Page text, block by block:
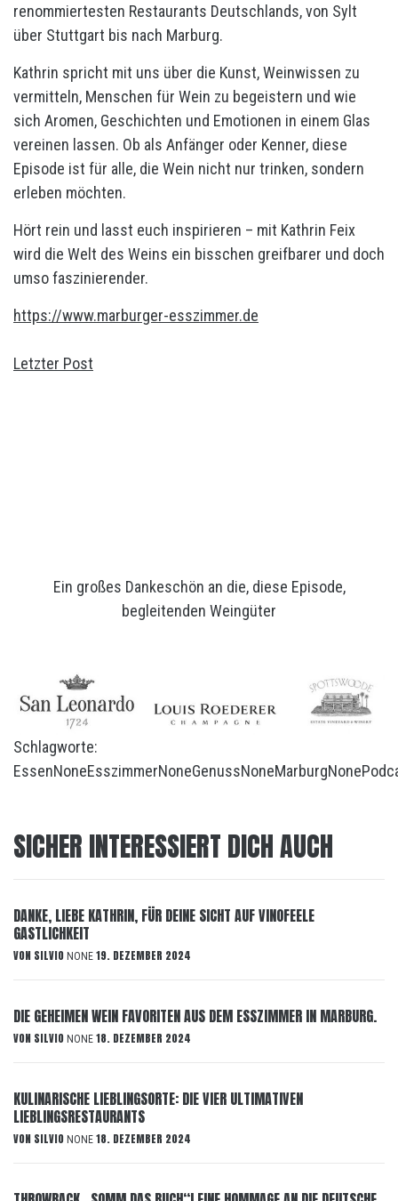
renommiertesten Restaurants Deutschlands, von Sylt
über Stuttgart bis nach Marburg.
Kathrin spricht mit uns über die Kunst, Weinwissen zu
vermitteln, Menschen für Wein zu begeistern und wie
sich Aromen, Geschichten und Emotionen in einem Glas
vereinen lassen. Ob als Anfänger oder Kenner, diese
Episode ist für alle, die Wein nicht nur trinken, sondern
erleben möchten.
Hört rein und lasst euch inspirieren – mit Kathrin Feix
wird die Welt des Weins ein bisschen greifbarer und doch
umso faszinierender.
https://www.marburger-esszimmer.de
Letzter Post
Ein großes Dankeschön an die, diese Episode,
begleitenden Weingüter
Schlagworte:
EssenNoneEsszimmerNoneGenussNoneMarburgNone
SICHER INTERESSIERT DICH AUCH
DANKE, LIEBE KATHRIN, FÜR DEINE SICHT AUF VINOFEELE
GASTLICHKEIT
VON SILVIO NONE 19. DEZEMBER 2024
DIE GEHEIMEN WEIN FAVORITEN AUS DEM ESSZIMMER IN MARBURG.
VON SILVIO NONE 18. DEZEMBER 2024
KULINARISCHE LIEBLINGSORTE: DIE VIER ULTIMATIVEN
LIEBLINGSRESTAURANTS
VON SILVIO NONE 18. DEZEMBER 2024